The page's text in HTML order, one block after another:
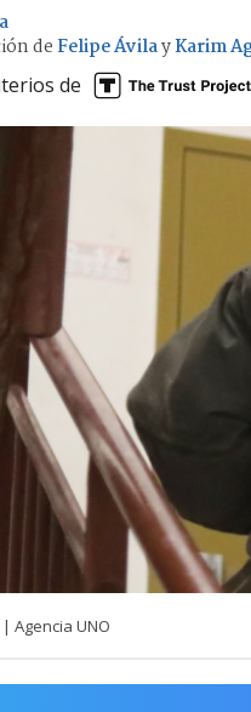
de Felipe ÁvilayKarim
de
| Agencia UNO